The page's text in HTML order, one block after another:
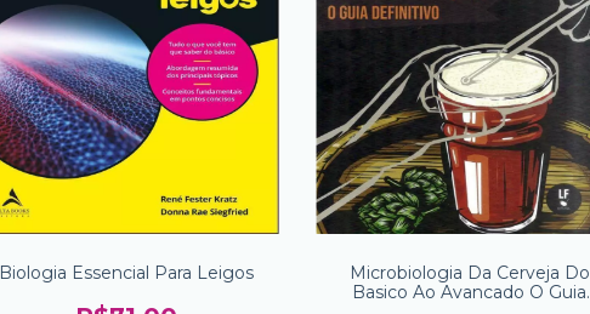
Biologia Essencial Para Leigos
Microbiologia Da Cerveja Do
Basico Ao Avancado O Guia